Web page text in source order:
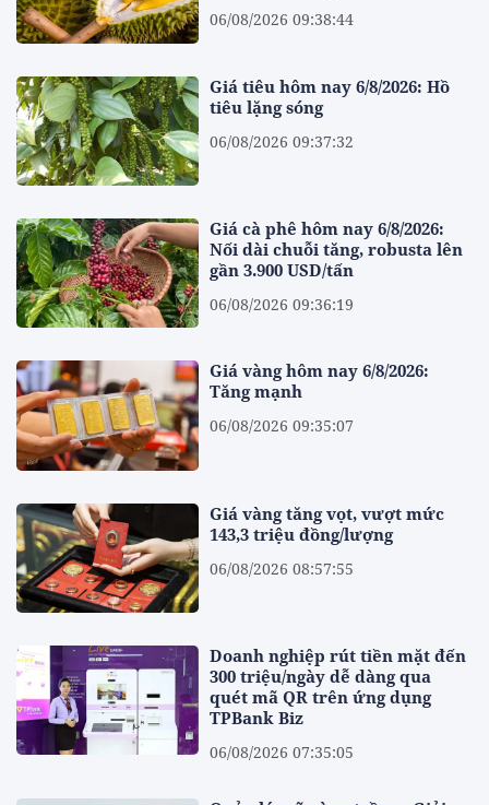
06/08/2026 09:38:44
Giá tiêu hôm nay 6/8/2026: Hồ
tiêu lặng sóng
06/08/2026 09:37:32
Giá cà phê hôm nay 6/8/2026:
Nối dài chuỗi tăng, robusta lên
gần 3.900 USD/tấn
06/08/2026 09:36:19
Giá vàng hôm nay 6/8/2026:
Tăng mạnh
06/08/2026 09:35:07
Giá vàng tăng vọt, vượt mức
143,3 triệu đồng/lượng
06/08/2026 08:57:55
Doanh nghiệp rút tiền mặt đến
300 triệu/ngày dễ dàng qua
quét mã QR trên ứng dụng
TPBank Biz
06/08/2026 07:35:05